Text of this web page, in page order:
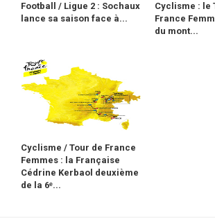
Football / Ligue 2 : Sochaux
lance sa saison face à...
Cyclisme : le
France
du mont...
Cyclisme / Tour de France
Femmes : la Française
Cédrine Kerbaol deuxième
de la 6ᵉ...